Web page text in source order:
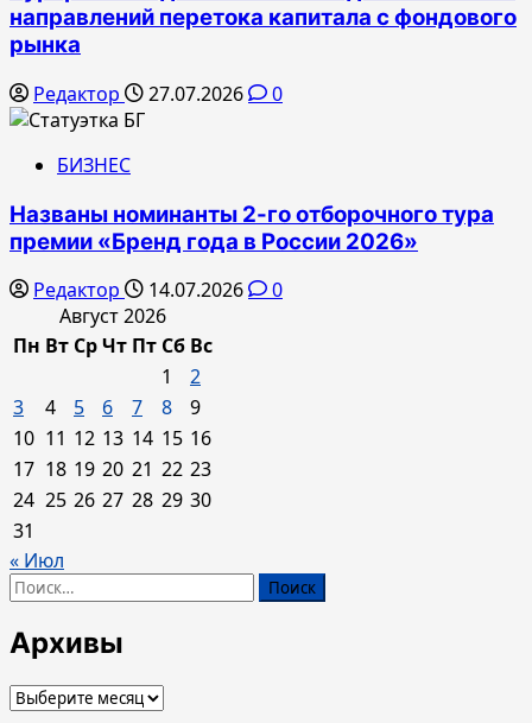
направлений перетока капитала с фондового
рынка
Редактор 27.07.2026 0
БИЗНЕС
Названы номинанты 2-го отборочного тура
премии «Бренд года в России 2026»
Редактор 14.07.2026
0
Август 2026
Пн Вт СрЧт Пт Сб Вс
1
2
3
4 5 6 7 8
9
10 11 12 13 14 15 16
17 18 19 20 21 22 23
24 25 26 27 28 29 30
31
« Июл
Найти:
Архивы
Архивы